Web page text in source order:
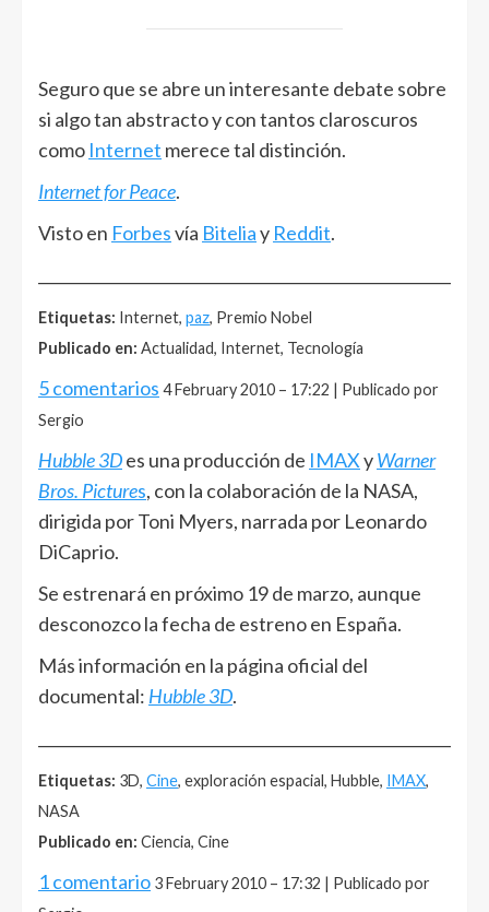
Seguro que se abre un interesante debate sobre
si algo tan abstracto y con tantos claroscuros
como Internet merece tal distinción.
Internet for Peace.
Visto en Forbesvía Biteliay Reddit.
Etiquetas: Internet, paz, Premio Nobel
Publicado en: Actualidad, Internet, Tecnología
5 comentarios 4 February 2010 – 17:22 | Publicado por
Sergio
Hubble 3Des una producción de IMAXyWarner
Bros. Pictures, con la colaboración de la NASA,
dirigida por Toni Myers, narrada por Leonardo
DiCaprio.
Se estrenará en próximo 19 de marzo, aunque
desconozco la fecha de estreno en España.
Más información en la página oficial del
documental: Hubble 3D.
Etiquetas: 3D, Cine, exploración espacial, Hubble, IMAX,
NASA
Publicado en: Ciencia, Cine
1 comentario 3 February 2010 – 17:32 | Publicado por